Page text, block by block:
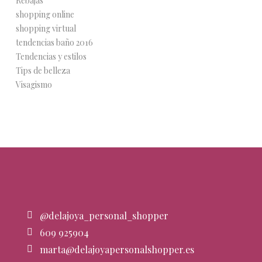
shopping online
shopping virtual
tendencias baño 2016
Tendencias y estilos
Tips de belleza
Visagismo
@delajoya_personal_shopper
609 925904
marta@delajoyapersonalshopper.es